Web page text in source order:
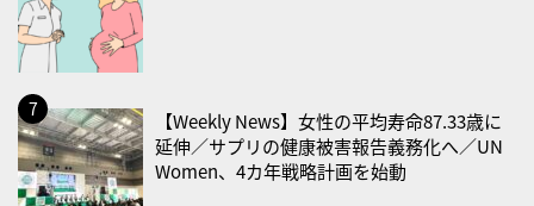
2026/08/29(土)
・筋肉強化の日
2026/08/30(日)
・ＥＰＡの日
2026/08/31(月)
【Weekly News】女性の平均寿命87.33歳に
延伸／サプリの健康被害報告義務化へ／UN
Women、4カ年戦略計画を始動